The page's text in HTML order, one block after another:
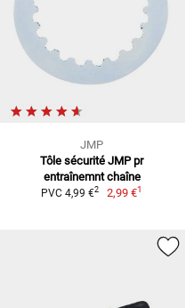
JMP
Tôle sécurité JMP pr
entraînemnt chaîne
PVC 4,99 €2 2,99 €1